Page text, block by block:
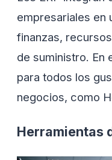
empresariales en
finanzas,
de suministro. En
para todos los
negocios, como
Herramientas